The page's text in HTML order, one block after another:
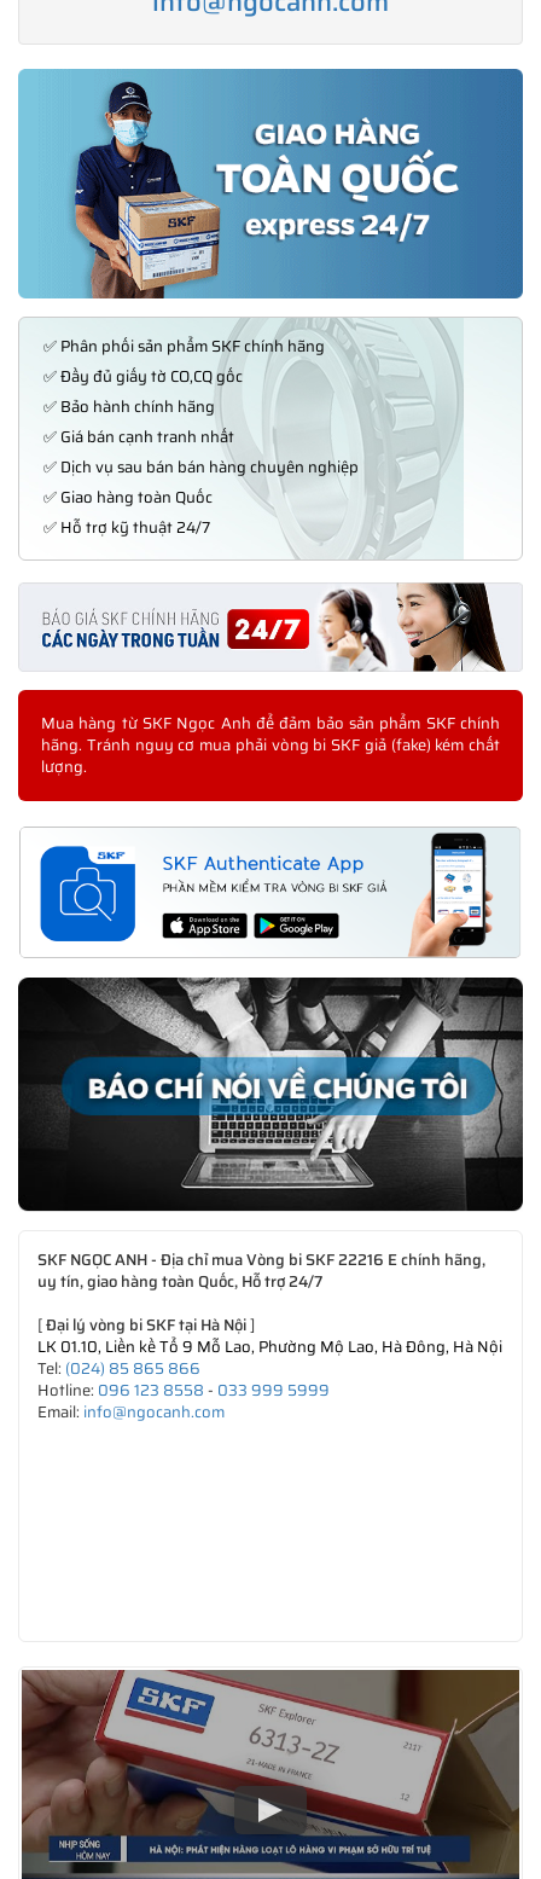
✅ Phân phối sản phẩm SKF chính hãng
✅ Đầy đủ giấy tờ CO,CQ gốc
✅ Bảo hành chính hãng
✅ Giá bán cạnh tranh nhất
✅ Dịch vụ sau bán bán hàng chuyên nghiệp
✅ Giao hàng toàn Quốc
✅ Hỗ trợ kỹ thuật 24/7
Mua hàng từ SKF Ngọc Anh để đảm bảo sản phẩm SKF chính
hãng. Tránh nguy cơ mua phải vòng bi SKF giả (fake) kém chất
lượng.
SKF NGỌC ANH - Địa chỉ mua Vòng bi SKF 22216 E chính hãng,
uy tín, giao hàng toàn Quốc, Hỗ trợ 24/7
[Đại lý vòng bi SKF tại Hà Nội]
LK 01.10, Liền kề Tổ 9 Mỗ Lao, Phường Mộ Lao, Hà Đông, Hà Nội
Tel: (024) 85 865 866
Hotline: 096 123 8558- 033 999 5999
Email: info@ngocanh.com